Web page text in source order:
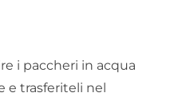
i paccheri in acqua
e trasferiteli nel